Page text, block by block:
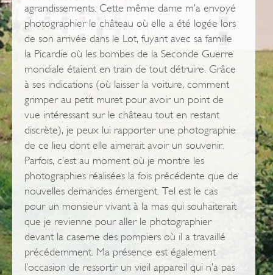
agrandissements. Cette même dame m’a envoyé
photographier le château où elle a été logée lors
de son arrivée dans le Lot, fuyant avec sa famille
la Picardie où les bombes de la Seconde Guerre
mondiale étaient en train de tout détruire. Grâce
à ses indications (où laisser la voiture, comment
grimper au petit muret pour avoir un point de
vue intéressant sur le château tout en restant
discrète), je peux lui rapporter une photographie
de ce lieu dont elle aimerait avoir un souvenir.
Parfois, c’est au moment où je montre les
photographies réalisées la fois précédente que de
nouvelles demandes émergent. Tel est le cas
pour un monsieur vivant à la mas qui souhaiterait
que je revienne pour aller le photographier
devant la caserne des pompiers où il a travaillé
précédemment. Ma présence est également
l’occasion de ressortir un vieil appareil qui n’a pas